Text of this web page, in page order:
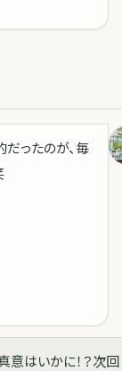
ったのが、毎
意はいかに！？次回